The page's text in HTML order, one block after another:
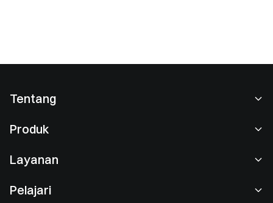
Tentang
Ruang berita
Produk
Perdagangan Spot
Layanan
Pelajari